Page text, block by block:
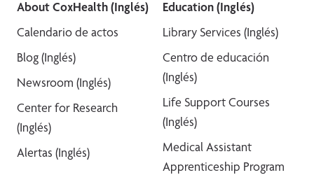
About CoxHealth (Inglés)
Calendario de actos
Blog (Inglés)
Newsroom (Inglés)
Center for Research
(Inglés)
Alertas (Inglés)
Education (Inglés)
Library Services (Inglés)
Centro de educación
(Inglés)
Life Support Courses
(Inglés)
Medical Assistant
Apprenticeship Program